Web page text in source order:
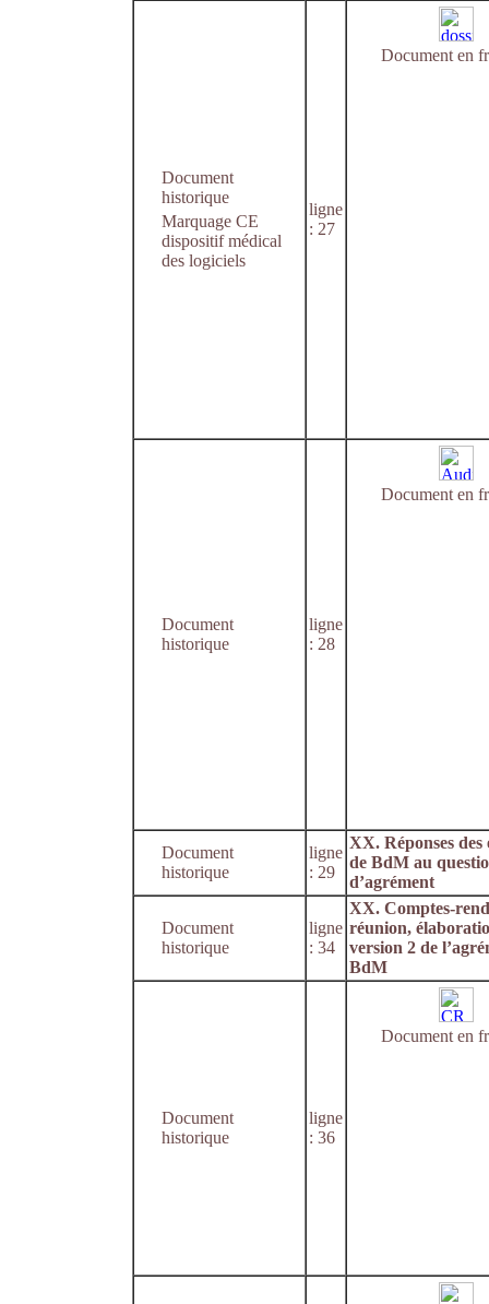
Document
historique
Marquage CE
dispositif médical
des logiciels
ligne
: 27
Document en
Document
historique
ligne
: 28
Document en
Document
historique
ligne
: 29
XX. Réponses des
de BdM au
d’agrément
Document
historique
ligne
: 34
XX. Comptes-
réunion,
version 2 de
BdM
Document
historique
ligne
: 36
Document en